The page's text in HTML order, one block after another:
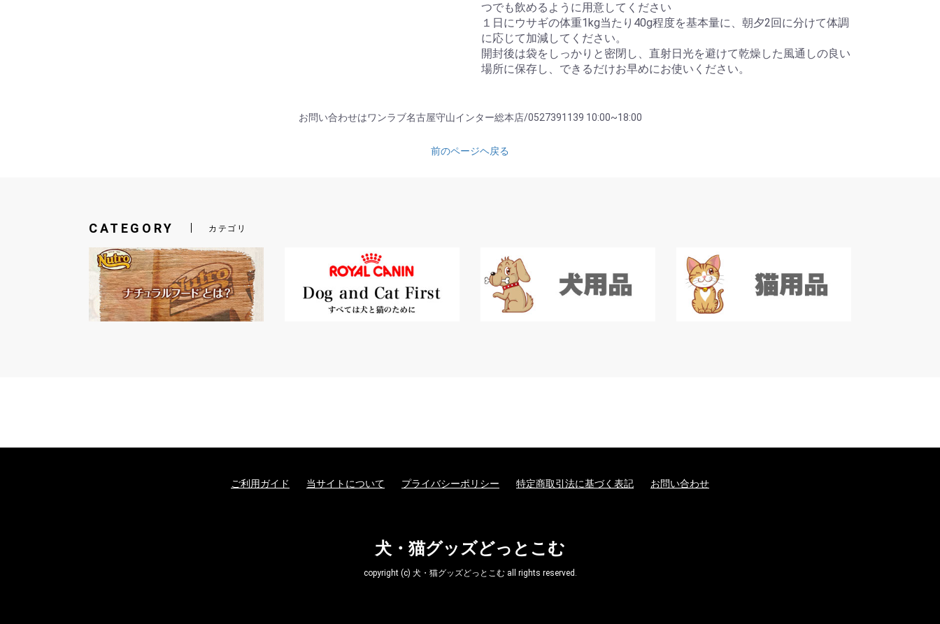
つでも飲めるように用意してください
１日にウサギの体重1kg当たり40g程度を基本量に、朝夕2回に分けて体調
に応じて加減してください。
開封後は袋をしっかりと密閉し、直射日光を避けて乾燥した風通しの良い
場所に保存し、できるだけお早めにお使いください。
お問い合わせはワンラブ名古屋守山インター総本店/0527391139 10:00~18:00
前のページヘ戻る
CATEGORY カテゴリ
ご利用ガイド 当サイトについて プライバシーポリシー 特定商取引法に基づく表記 お問い合わせ
犬・猫グッズどっとこむ
copyright (c) 犬・猫グッズどっとこむ all rights reserved.